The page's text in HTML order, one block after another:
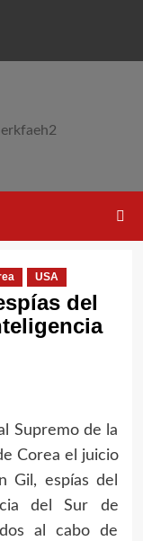
USA
del
Supremo de la
Corea el juicio
Gil, espías del
del Sur de
al cabo de